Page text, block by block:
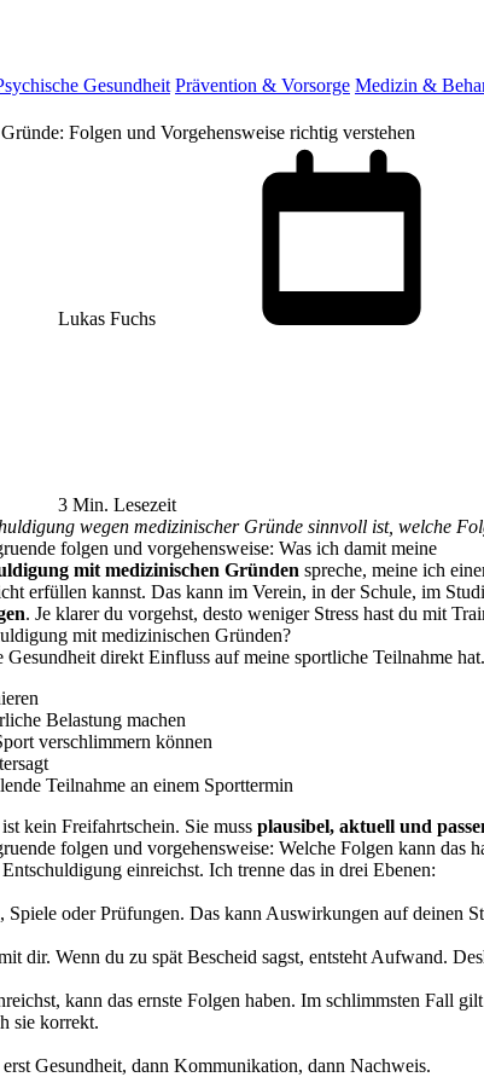
Gesundheit Prävention & Vorsorge Medizin &
Folgen und Vorgehensweise richtig verstehen
Lukas Fuchs
3 Min. Lesezeit
wegen medizinischer Gründe sinnvoll ist, welche
folgen und vorgehensweise: Was ich damit meine
mit medizinischen Gründen spreche, meine ich
erfüllen kannst. Das kann im Verein, in der Schule, im
. Je klarer du vorgehst, desto weniger Stress hast du mit
mit medizinischen Gründen?
direkt Einfluss auf meine sportliche Teilnahme
Belastung machen
verschlimmern können
Teilnahme an einem Sporttermin
kein Freifahrtschein. Sie muss plausibel, aktuell und
folgen und vorgehensweise: Welche Folgen kann das
einreichst. Ich trenne das in drei Ebenen:
oder Prüfungen. Das kann Auswirkungen auf deinen
dir. Wenn du zu spät Bescheid sagst, entsteht Aufwand.
kann das ernste Folgen haben. Im schlimmsten Fall
sie korrekt.
Gesundheit, dann Kommunikation, dann Nachweis.